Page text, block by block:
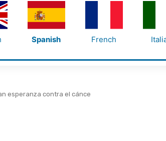
Spanish French
esperanza contra el cánce